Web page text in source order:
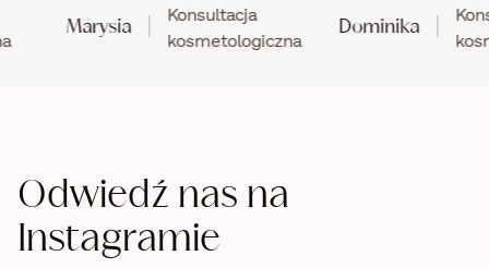
Marysia
Konsultacja
kosmetologiczna
Dominika
Konsultacja
Odwiedź nas na
Instagramie